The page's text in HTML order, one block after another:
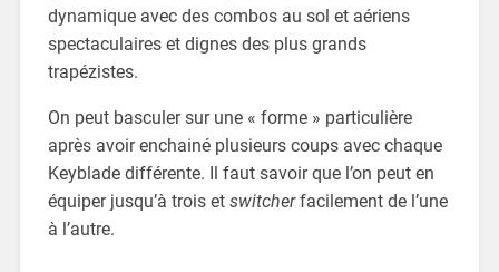
dynamique avec des combos au sol et aériens
spectaculaires et dignes des plus grands
trapézistes.
On peut basculer sur une « forme » particulière
après avoir enchainé plusieurs coups avec chaque
Keyblade différente. Il faut savoir que l’on peut en
équiper jusqu’à trois et switcherfacilement de l’une
à l’autre.